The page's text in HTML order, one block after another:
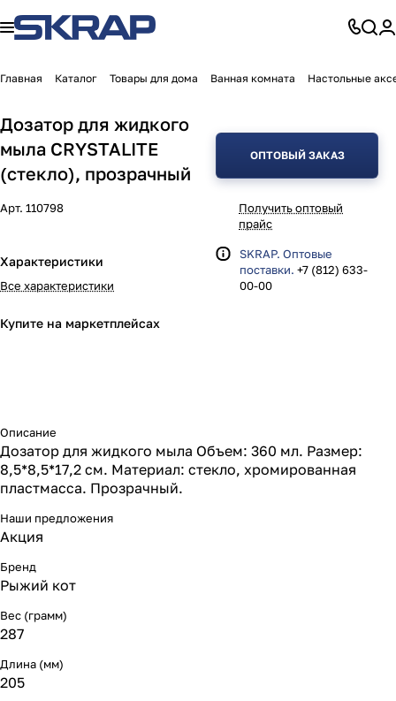
Главная Каталог Товары для дома Ванная комната Настольные
Дозатор для жидкого
мыла CRYSTALITE
(стекло), прозрачный
Арт. 110798
Характеристики
Все характеристики
Купите на маркетплейсах
ОПТОВЫЙ ЗАКАЗ
Получить оптовый
прайс
SKRAP. Оптовые
поставки. +7 (812) 633-
00-00
Описание
Дозатор для жидкого мыла Объем: 360 мл. Размер:
8,5*8,5*17,2 см. Материал: стекло, хромированная
пластмасса. Прозрачный.
Наши предложения
Акция
Бренд
Рыжий кот
Вес (грамм)
287
Длина (мм)
205